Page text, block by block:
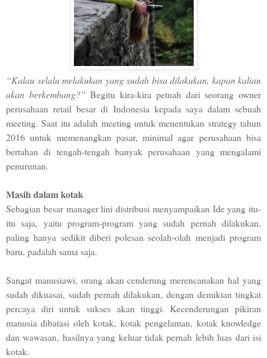
“Kalau selalu melakukan yang sudah bisa dilakukan, kapan kalian
akan berkembang?” Begitu kira-kira petuah dari seorang owner
perusahaan retail besar di Indonesia kepada saya dalam sebuah
meeting. Saat itu adalah meeting untuk menentukan strategy tahun
2016 untuk memenangkan pasar, minimal agar perusahaan bisa
bertahan di tengah-tengah banyak perusahaan yang mengalami
penurunan.
Masih dalam kotak
Sebagian besar manager lini distribusi menyampaikan Ide yang itu-
itu saja, yaitu program-program yang sudah pernah dilakukan,
paling hanya sedikit diberi polesan seolah-olah menjadi program
baru, padalah sama saja.
Sangat manusiawi, orang akan cenderung merencanakan hal yang
sudah dikuasai, sudah pernah dilakukan, dengan demikian tingkat
percaya diri untuk sukses akan tinggi. Kecenderungan pikiran
manusia dibatasi oleh kotak, kotak pengelaman, kotak knowledge
dan wawasan, hasilnya yang keluar tidak pernah lebih luas dari isi
kotak.